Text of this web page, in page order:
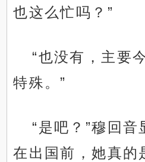
也这么忙吗？”
“也没有，主要
特殊。”
“是吧？”穆回音
在出国前，她真的